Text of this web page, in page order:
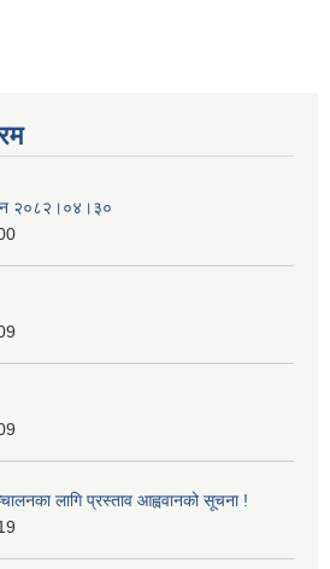
२०८२।०४।३०
लागि प्रस्ताव आह्ववानको सूचना !